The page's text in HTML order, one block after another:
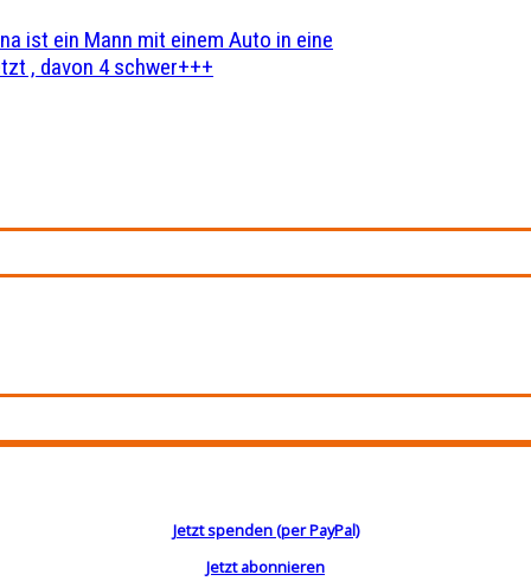
ist ein Mann mit einem Auto in eine
, davon 4 schwer+++
Jetzt spenden (per PayPal)
Jetzt abonnieren